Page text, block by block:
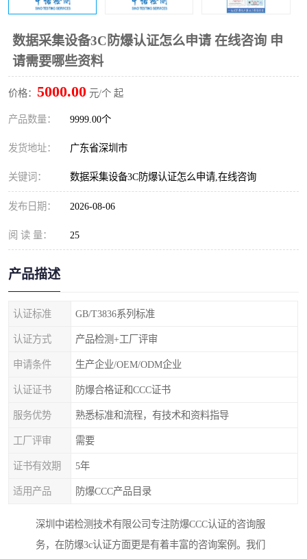
数据采集设备3C防爆认证怎么申请 在线咨询 申
请需要哪些资料
价格： 5000.00 元/个 起
产品数量： 9999.00个
发货地址： 广东省深圳市
关键词： 数据采集设备3C防爆认证怎么申请,在线咨询
发布日期： 2026-08-06
阅 读 量： 25
产品描述
认证标准 GB/T3836系列标准
认证方式 产品检测+工厂评审
申请条件 生产企业/OEM/ODM企业
认证证书 防爆合格证和CCC证书
服务优势 熟悉标准和流程，有技术和资料指导
工厂评审 需要
证书有效期 5年
适用产品 防爆CCC产品目录
深圳中诺检测技术有限公司专注防爆CCC认证的咨询服
务，在防爆3c认证方面更是有着丰富的咨询案例。我们